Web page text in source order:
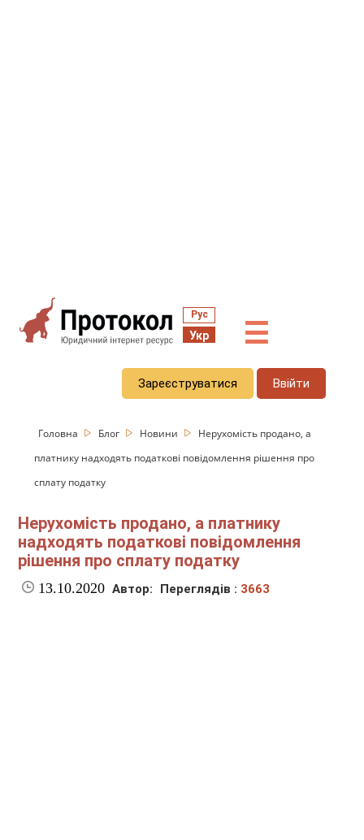
Рус
Укр ☰
Зареєструватися Ввійти
Головна Блог Новини
Нерухомість продано, а
платнику надходять податкові повідомлення рішення про
сплату податку
Нерухомість продано, а платнику
надходять податкові повідомлення
рішення про сплату податку
13.10.2020 Автор: Переглядів : 3663